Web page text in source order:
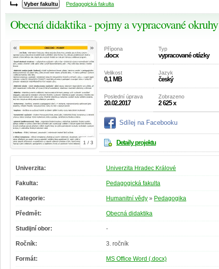
Pedagogická fakulta
Obecná didaktika - pojmy a vypracované
1 / 3
« » Přípona
.docx
Typ
vypracované otázky
Velikost
0,1 MB
Jazyk
český
Poslední úprava
20.02.2017
Zobrazeno
2 625 x
Sdílej na Facebooku
Detaily projektu
Univerzita: Univerzita Hradec Králové
Fakulta: Pedagogická fakulta
Kategorie: Humanitní vědy » Pedagogika
Předmět: Obecná didaktika
Studijní obor: -
Ročník: 3. ročník
Formát: MS Office Word (.docx)